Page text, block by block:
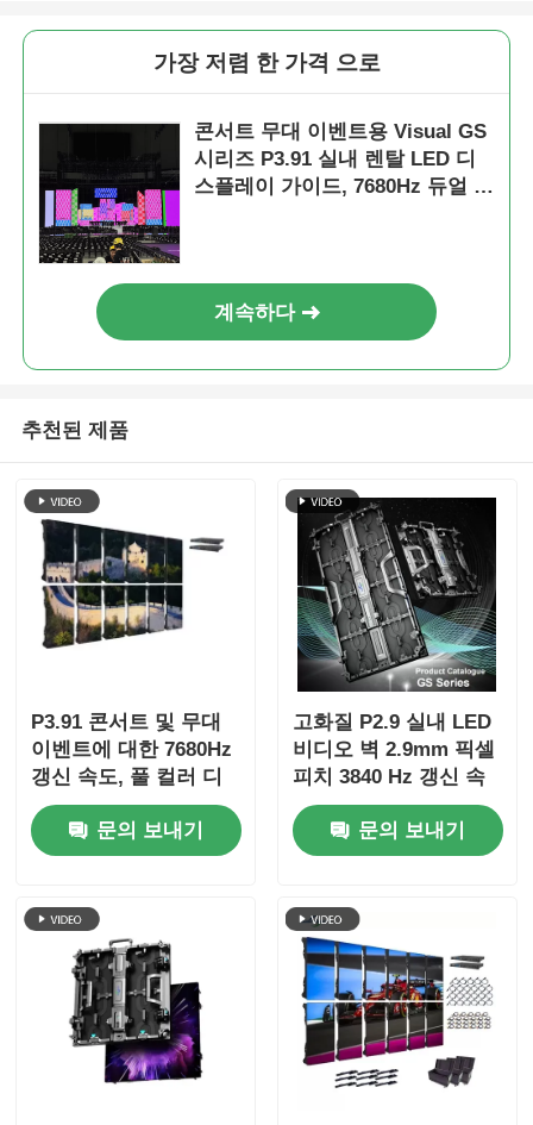
가장 저렴 한 가격 으로
콘서트 무대 이벤트용 Visual GS
시리즈 P3.91 실내 렌탈 LED 디
스플레이 가이드, 7680Hz 듀얼 백
계속하다
추천된 제품
P3.91 콘서트 및 무대
이벤트에 대한 7680Hz
갱신 속도, 풀 컬러 디
스플레이 및 IP65 보호
문의 보내기
고화질 P2.9 실내 LED
비디오 벽 2.9mm 픽셀
피치 3840 Hz 갱신 속
도 및 4500cd/sqm 밝
기
문의 보내기